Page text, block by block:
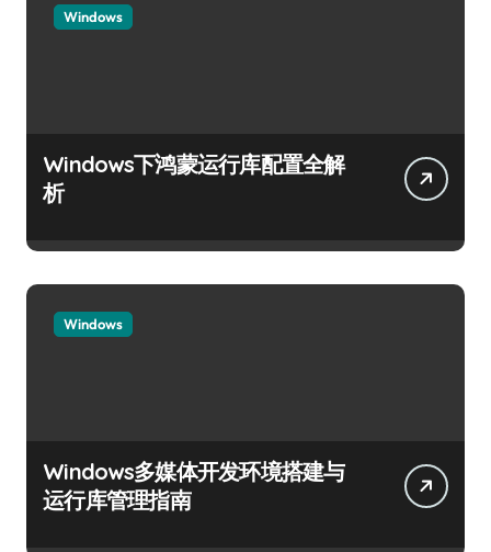
Windows
Windows下鸿蒙运行库配置全解
析
Windows
Windows多媒体开发环境搭建与
运行库管理指南